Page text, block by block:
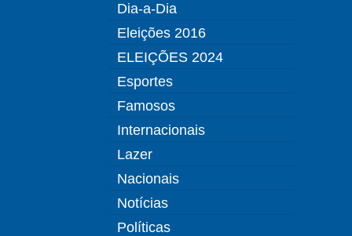
Dia-a-Dia
Eleições 2016
ELEIÇÕES 2024
Esportes
Famosos
Internacionais
Lazer
Nacionais
Notícias
Políticas